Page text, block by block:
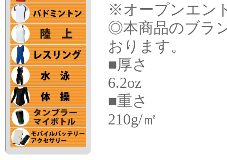
※オープンエン
◎本商品のブラ
おります。
■厚さ
6.2oz
■重さ
210g/㎡